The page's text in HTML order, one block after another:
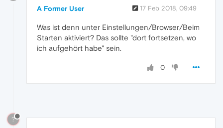
A Former User 17 Feb 2018, 09:49
Was ist denn unter Einstellungen/Browser/Beim
Starten aktiviert? Das sollte "dort fortsetzen, wo
ich aufgehört habe" sein.
0
?